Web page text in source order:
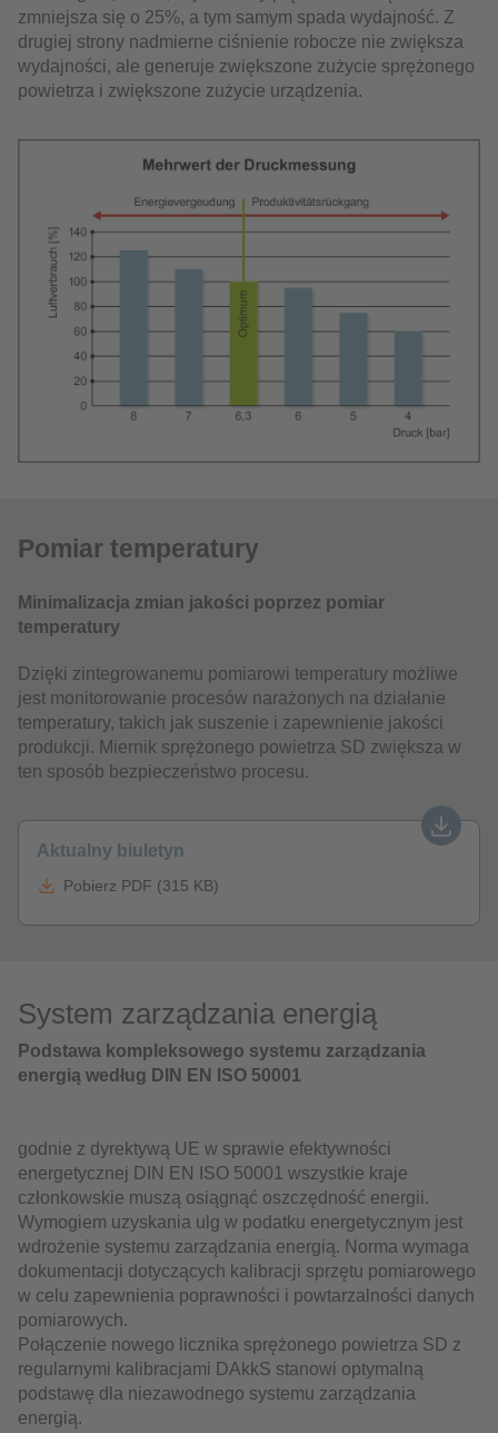
zmniejsza się o 25%, a tym samym spada wydajność. Z
drugiej strony nadmierne ciśnienie robocze nie zwiększa
wydajności, ale generuje zwiększone zużycie sprężonego
powietrza i zwiększone zużycie urządzenia.
Pomiar temperatury
Minimalizacja zmian jakości poprzez pomiar
temperatury
Dzięki zintegrowanemu pomiarowi temperatury możliwe
jest monitorowanie procesów narażonych na działanie
temperatury, takich jak suszenie i zapewnienie jakości
produkcji. Miernik sprężonego powietrza SD zwiększa w
ten sposób bezpieczeństwo procesu.
Aktualny biuletyn
Pobierz PDF (315 KB)
System zarządzania energią
Podstawa kompleksowego systemu zarządzania
energią według DIN EN ISO 50001
godnie z dyrektywą UE w sprawie efektywności
energetycznej DIN EN ISO 50001 wszystkie kraje
członkowskie muszą osiągnąć oszczędność energii.
Wymogiem uzyskania ulg w podatku energetycznym jest
wdrożenie systemu zarządzania energią. Norma wymaga
dokumentacji dotyczących kalibracji sprzętu pomiarowego
w celu zapewnienia poprawności i powtarzalności danych
pomiarowych.
Połączenie nowego licznika sprężonego powietrza SD z
regularnymi kalibracjami DAkkS stanowi optymalną
podstawę dla niezawodnego systemu zarządzania
energią.